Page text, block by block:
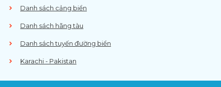
Danh sách cảng biển
Danh sách hãng tàu
Danh sách tuyến đường biển
Karachi - Pakistan